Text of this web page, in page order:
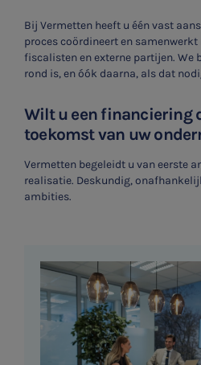
Bij Vermetten heeft u één vast
proces coördineert en
fiscalisten en externe partijen. We
rond is, en óók daarna, als dat
Wilt u een financiering
toekomst van uw
Vermetten begeleidt u van eerste
realisatie. Deskundig,
ambities.